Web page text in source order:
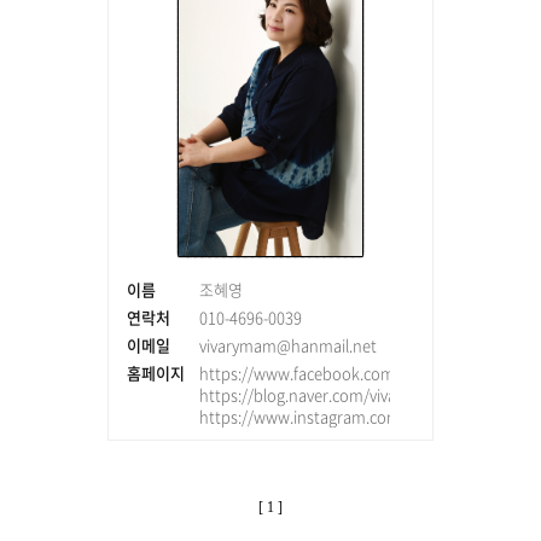
이름
조혜영
연락처
010-4696-0039
이메일
vivarymam@hanmail.net
홈페이지
https://www.facebook.com/vivarymam
https://blog.naver.com/vivarymam
https://www.instagram.com/hyeyoung.jo
[ 1 ]